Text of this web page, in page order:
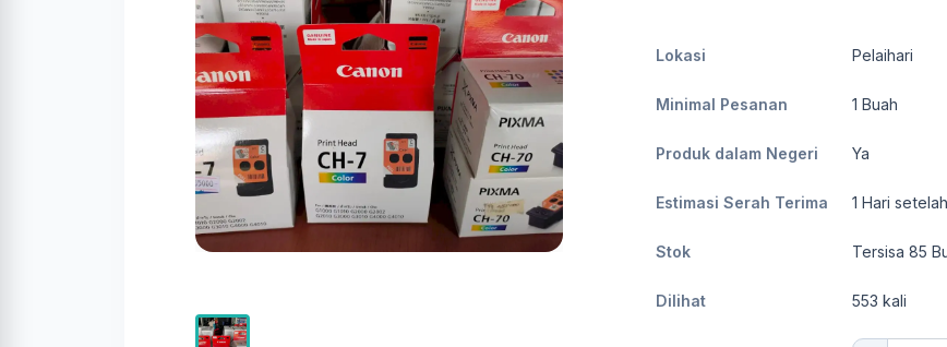
Lokasi Pelaihari
Minimal Pesanan 1 Buah
Produk dalam Negeri Ya
Estimasi Serah Terima 1 Hari
Stok Tersisa 85
Dilihat 553 kali